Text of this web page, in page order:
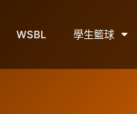
WSBL 學生籃球